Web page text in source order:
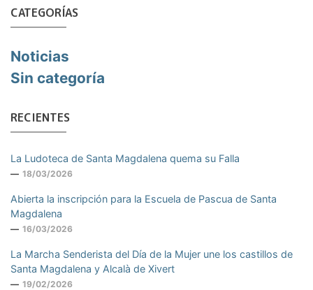
CATEGORÍAS
Noticias
Sin categoría
RECIENTES
La Ludoteca de Santa Magdalena quema su Falla
18/03/2026
Abierta la inscripción para la Escuela de Pascua de Santa
Magdalena
16/03/2026
La Marcha Senderista del Día de la Mujer une los castillos de
Santa Magdalena y Alcalà de Xivert
19/02/2026